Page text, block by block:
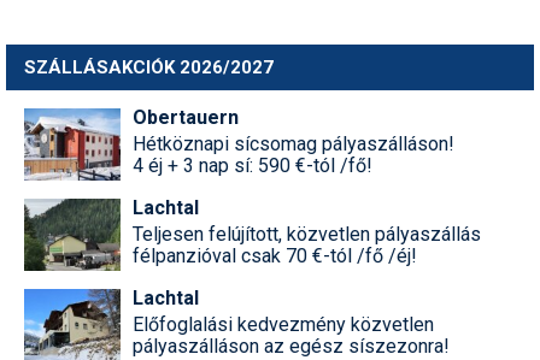
SZÁLLÁSAKCIÓK 2026/2027
Obertauern
Hétköznapi sícsomag pályaszálláson!
4 éj + 3 nap sí: 590 €-tól /fő!
Lachtal
Teljesen felújított, közvetlen pályaszállás
félpanzióval csak 70 €-tól /fő /éj!
Lachtal
Előfoglalási kedvezmény közvetlen
pályaszálláson az egész síszezonra!